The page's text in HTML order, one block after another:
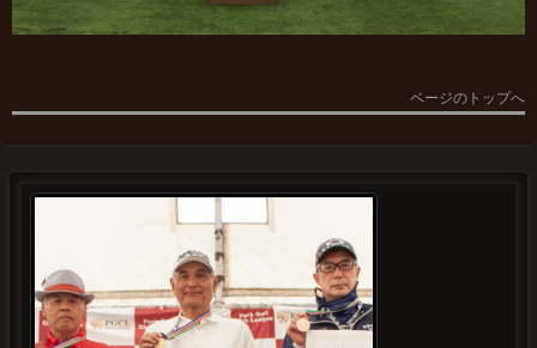
ページのトップへ